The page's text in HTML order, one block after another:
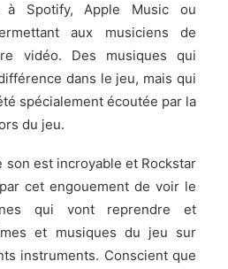
à Spotify, Apple Music ou
aux musiciens de
vidéo. Des musiques qui
dans le jeu, mais qui
spécialement écoutée par la
du jeu.
son est incroyable et Rockstar
cet engouement de voir le
qui vont reprendre et
et musiques du jeu sur
instruments. Conscient que